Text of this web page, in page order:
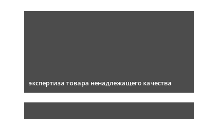
экспертиза товара ненадлежащего качества